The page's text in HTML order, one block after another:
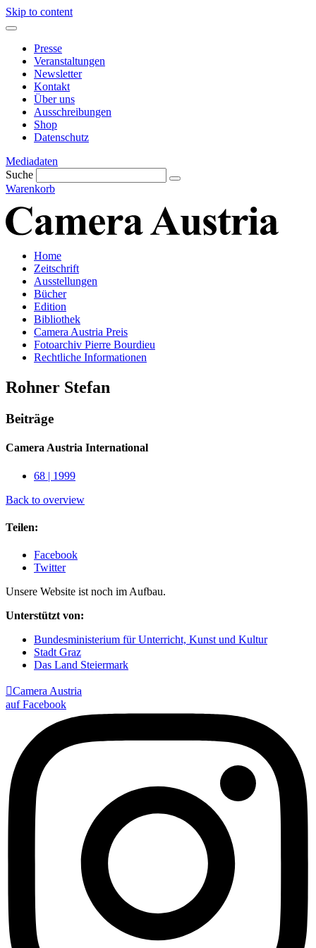
Skip to content
Presse
Veranstaltungen
Newsletter
Kontakt
Über uns
Ausschreibungen
Shop
Datenschutz
Mediadaten
Suche
Warenkorb
Home
Zeitschrift
Ausstellungen
Bücher
Edition
Bibliothek
Camera Austria Preis
Fotoarchiv Pierre Bourdieu
Rechtliche Informationen
Rohner Stefan
Beiträge
Camera Austria International
68 | 1999
Back to overview
Teilen:
Facebook
Twitter
Unsere Website ist noch im Aufbau.
Unterstützt von:
Bundesministerium für Unterricht, Kunst und Kultur
Stadt Graz
Das Land Steiermark
Camera Austria
auf Facebook